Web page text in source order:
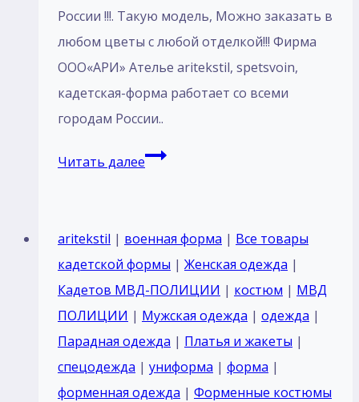
России !!!. Такую модель, Mожно заказать в
любом цветы с любой отделкой!!! Фирма
ООО«АРИ» Ателье aritekstil, spetsvoin,
кадетская-форма работает со всеми
городам России..
Читать далееПошив
парадный
для
кадетов
ПОЛИЦИИ
Россия
курсантов
Черный
aritekstil | военная форма | Все товары
кадетской формы | Женская одежда |
Кадетов МВД-ПОЛИЦИИ | костюм | МВД
ПОЛИЦИИ | Мужская одежда | одежда |
Парадная одежда | Платья и жакеты |
спецодежда | униформа | форма |
форменная одежда | Форменные костюмы